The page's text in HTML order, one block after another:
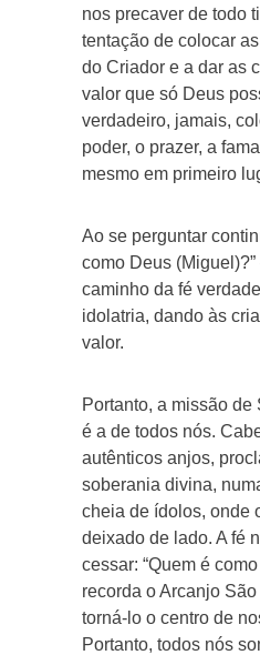
nos precaver de todo
tentação de colocar
do Criador e a dar as
valor que só Deus
verdadeiro, jamais,
poder, o prazer, a
mesmo em primeiro
Ao se perguntar
como Deus
caminho da fé
idolatria, dando às
valor.
Portanto, a missão
é a de todos nós.
autênticos anjos,
soberania divina,
cheia de ídolos, onde
deixado de lado. A fé
cessar: “Quem é
recorda o Arcanjo
torná-lo o centro de
Portanto, todos nós